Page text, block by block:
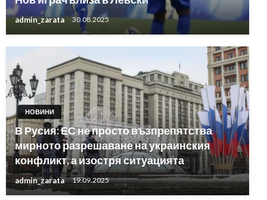
admin_zarata 30.08.2025
НОВИНИ
В Русия: ЕС не просто възпрепятства
мирното разрешаване на украинския
конфликт, а изостря ситуацията
admin_zarata 19.09.2025